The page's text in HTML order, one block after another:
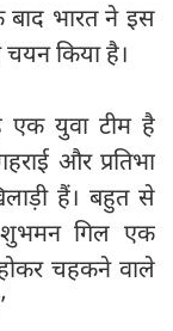
बाद भारत ने इस
चयन किया है।
एक युवा टीम है
और प्रतिभा
हैं। बहुत से
गिल एक
चहकने वाले